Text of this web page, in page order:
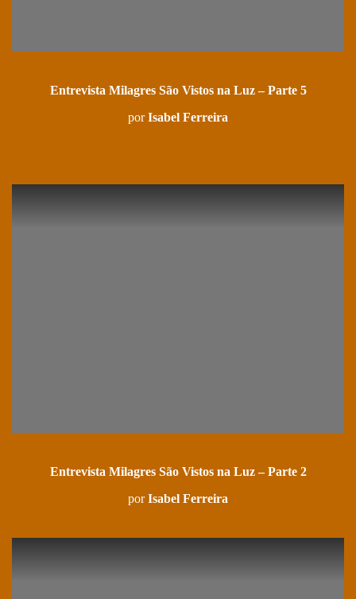
Entrevista Milagres São Vistos na Luz – Parte 5
porIsabel Ferreira
Entrevista Milagres São Vistos na Luz – Parte 2
porIsabel Ferreira